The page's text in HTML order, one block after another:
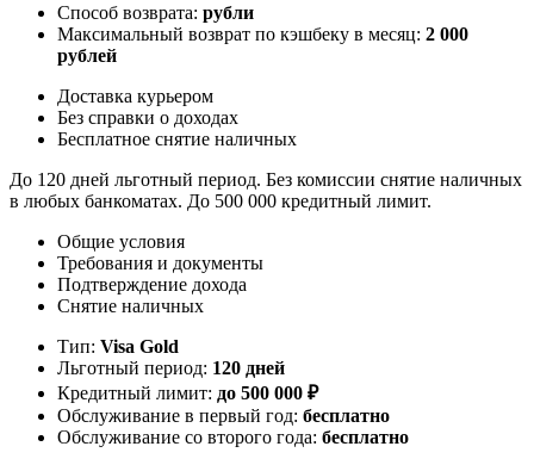
Способ возврата: рубли
Максимальный возврат по кэшбеку в месяц: 2 000
рублей
Доставка курьером
Без справки о доходах
Бесплатное снятие наличных
До 120 дней льготный период. Без комиссии снятие наличных
в любых банкоматах. До 500 000 кредитный лимит.
Общие условия
Требования и документы
Подтверждение дохода
Снятие наличных
Тип: Visa Gold
Льготный период: 120 дней
Кредитный лимит: до 500 000 ₽
Обслуживание в первый год: бесплатно
Обслуживание со второго года: бесплатно